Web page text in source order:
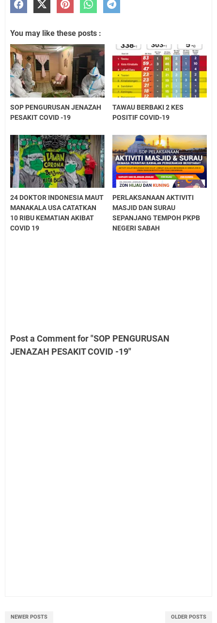
You may like these posts :
SOP PENGURUSAN JENAZAH
PESAKIT COVID -19
TAWAU BERBAKI 2 KES
POSITIF COVID-19
24 DOKTOR INDONESIA MAUT
MANAKALA USA CATATKAN
10 RIBU KEMATIAN AKIBAT
COVID 19
PERLAKSANAAN AKTIVITI
MASJID DAN SURAU
SEPANJANG TEMPOH PKPB
NEGERI SABAH
Post a Comment for "SOP PENGURUSAN
JENAZAH PESAKIT COVID -19"
NEWER POSTS OLDER POSTS